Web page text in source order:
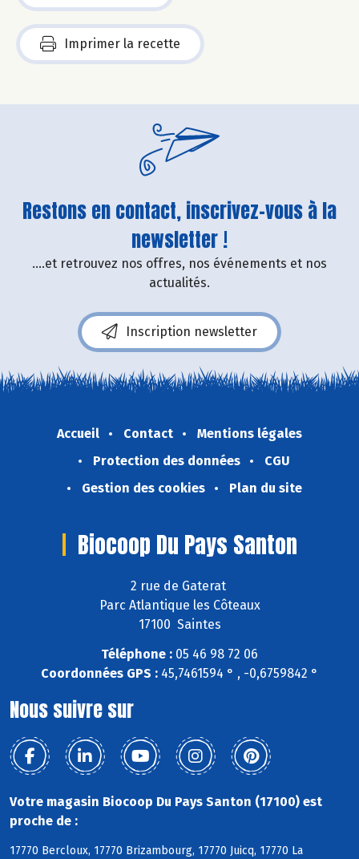
Imprimer la recette
Restons en contact, inscrivez-vous à la
newsletter !
....et retrouvez nos offres, nos événements et nos
actualités.
Inscription newsletter
Accueil Contact
Mentions légales
Protection des données
CGU
Gestion des cookies
Plan du site
Biocoop Du Pays Santon
2 rue de Gaterat
Parc Atlantique les Côteaux
17100 Saintes
Téléphone : 05 46 98 72 06
Coordonnées GPS : 45,7461594 ° , -0,6759842 °
Nous suivre sur
Votre magasin Biocoop Du Pays Santon (17100) est
proche de :
17770 Bercloux, 17770 Brizambourg, 17770 Juicq, 17770 La